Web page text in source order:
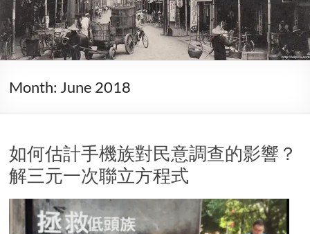
Month: June 2018
如何估計手機族對民意調查的影響？
解三元一次聯立方程式